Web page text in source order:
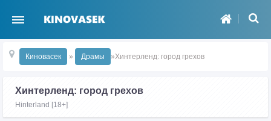
Киновасек » Драмы »Хинтерленд: город грехов
Хинтерленд: город грехов
Hinterland [18+]